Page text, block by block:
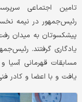
تامین اجتماعی
رئیس‌جمهور در نیمه
پیشکسوتان به میدان
یادگاری گرفتند.
مسابقات قهرمانی
یافت و با اعضا و کادر